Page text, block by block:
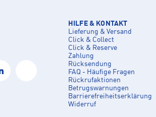
HILFE & KONTAKT
Lieferung & Versand
Click & Collect
Click & Reserve
Zahlung
Rücksendung
FAQ - Häufige Fragen
Rückrufaktionen
Betrugswarnungen
Barrierefreiheitserklärung
Widerruf